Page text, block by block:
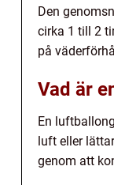
Den
cirka 1 till 2
på
Vad är
En
luft eller
genom att